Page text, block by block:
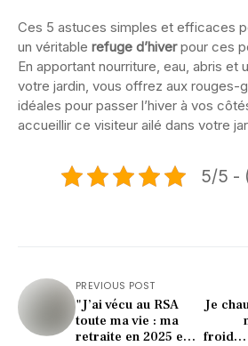
Ces 5 astuces simples et efficaces
un véritable refuge d’hiverpour ces
En apportant nourriture, eau, abris et
votre jardin, vous offrez aux rouges-
idéales pour passer l’hiver à vos
accueillir ce visiteur ailé dans votre
5/5 -
PREVIOUS POST
"J’ai vécu au RSA
toute ma vie : ma
retraite en 2025 est
Je
froid…